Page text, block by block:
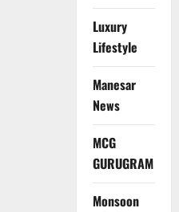
Luxury
Lifestyle
Manesar
News
MCG
GURUGRAM
Monsoon